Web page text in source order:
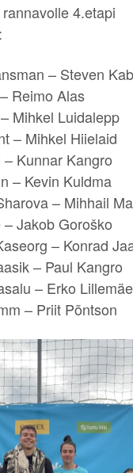
4.etapi
– Steven
Reimo Alas
Mihkel Luidalepp
– Mihkel Hiielaid
Kunnar Kangro
– Kevin Kuldma
– Mihhail
Jakob Goroško
– Konrad
– Paul Kangro
– Erko Lillemäe
– Priit Põntson